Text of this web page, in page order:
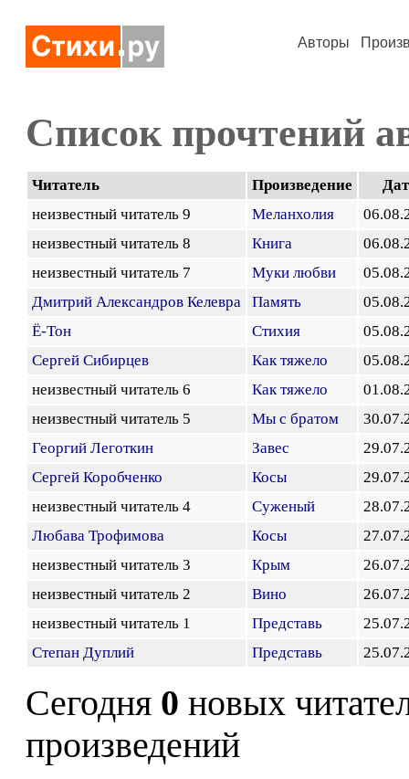
Авторы
Список прочтений
Читатель Произведение
неизвестный читатель 9
Меланхолия
неизвестный читатель 8
Книга
неизвестный читатель 7
Муки любви
Дмитрий Александров Келевра
Память
Ё-Тон
Стихия
Сергей Сибирцев
Как тяжело
неизвестный читатель 6
Как тяжело
неизвестный читатель 5
Мы с братом
Георгий Леготкин
Завес
Сергей Коробченко
Косы
неизвестный читатель 4
Суженый
Любава Трофимова
Косы
неизвестный читатель 3
Крым
неизвестный читатель 2
Вино
неизвестный читатель 1
Представь
Степан Дуплий
Представь
Сегодня 0 новых
произведений